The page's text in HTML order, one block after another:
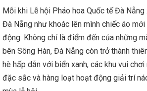
Mỗi khi Lễ hội Pháo hoa Quốc tế Đà
Đà Nẵng như khoác lên mình chiếc áo
động. Không chỉ là điểm đến của những
bên Sông Hàn, Đà Nẵng còn trở thành
hè hấp dẫn với biển xanh, các khu vui
đặc sắc và hàng loạt hoạt động giải trí